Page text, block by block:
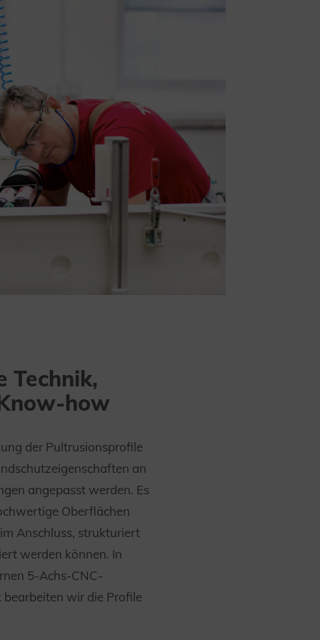
Technik,
how
der Pultrusionsprofile
an
angepasst werden. Es
Oberflächen
Anschluss, strukturiert
werden können. In
5-Achs-CNC-
bearbeiten wir die Profile